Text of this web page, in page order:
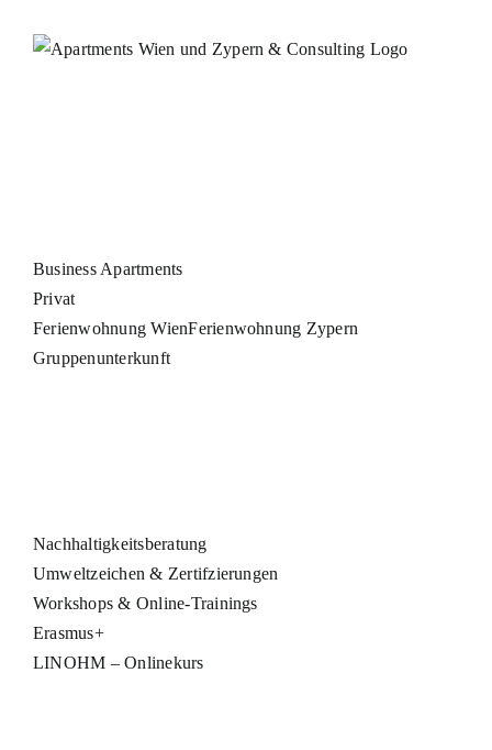
Inhalt
Business Apartments
Privat
Ferienwohnung WienFerienwohnung Zypern
Gruppenunterkunft
Nachhaltigkeitsberatung
Umweltzeichen & Zertifzierungen
Workshops & Online-Trainings
Erasmus+
LINOHM – Onlinekurs